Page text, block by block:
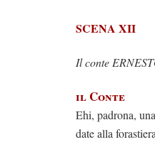
SCENA XII
Il conte
il Conte
Ehi, padrona,
date alla